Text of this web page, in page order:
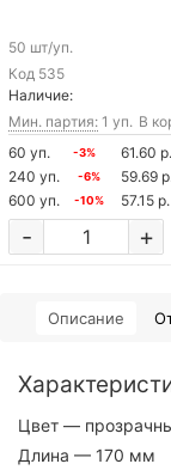
Код 535
50 шт/уп.
Наличие:
Мин. партия: 1 уп. В
60 уп.
-3%
61.60 р.
240 уп.
-6%
59.69 р.
600 уп.
-10% 57.15 р.
+
-
Описание
Цвет —
Длина — 170 мм